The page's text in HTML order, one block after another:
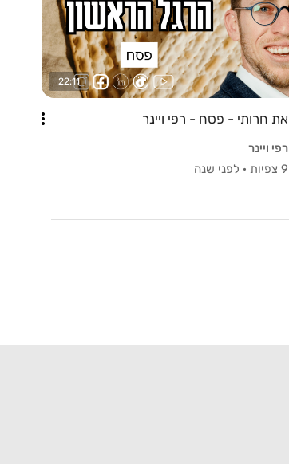
22:11
את חרותי - פסח - רפי ויינר
רפי ויינר
9 צפיות
· לפני שנה